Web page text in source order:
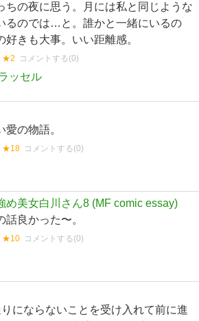
ちの夜に思う。月には私と同じような
るのでは…と。誰かと一緒にいるの
好きも大事。いい距離感。
★2 コメントする(0)
ッセル
愛の物語。
★18 コメントする(0)
め美女白川さん8 (MF comic essay)
話良かった〜。
★10 コメントする(0)
にならないことを受け入れて前に進